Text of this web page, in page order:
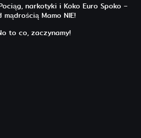
narkotyki i Koko Euro Spoko –
Mamo NIE!
to co, zaczynamy!